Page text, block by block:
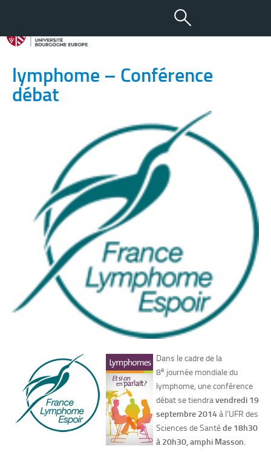
12 SEP 2014
Journée mondiale du
lymphome – Conférence
débat
Dans le cadre de la
8e journée mondiale du
lymphome, une conférence
débat se tiendravendredi 19
septembre 2014à l’UFR des
Sciences de Santéde 18h30
à 20h30, amphi Masson.